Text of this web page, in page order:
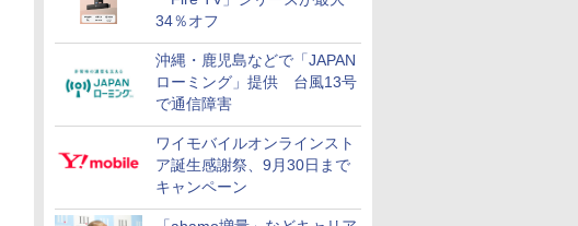
34％オフ
沖縄・鹿児島などで「JAPAN
ローミング」提供 台風13号
で通信障害
ワイモバイルオンラインスト
ア誕生感謝祭、9月30日まで
キャンペーン